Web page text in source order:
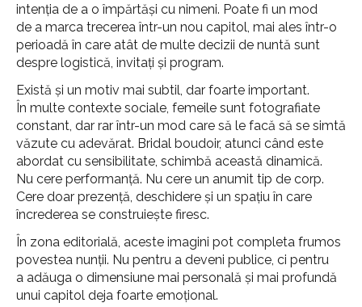
intenția de a o împărtăși cu nimeni. Poate fi un mod
de a marca trecerea într-un nou capitol, mai ales într-o
perioadă în care atât de multe decizii de nuntă sunt
despre logistică, invitați și program.
Există și un motiv mai subtil, dar foarte important.
În multe contexte sociale, femeile sunt fotografiate
constant, dar rar într-un mod care să le facă să se simtă
văzute cu adevărat. Bridal boudoir, atunci când este
abordat cu sensibilitate, schimbă această dinamică.
Nu cere performanță. Nu cere un anumit tip de corp.
Cere doar prezență, deschidere și un spațiu în care
încrederea se construiește firesc.
În zona editorială, aceste imagini pot completa frumos
povestea nunții. Nu pentru a deveni publice, ci pentru
a adăuga o dimensiune mai personală și mai profundă
unui capitol deja foarte emoțional.